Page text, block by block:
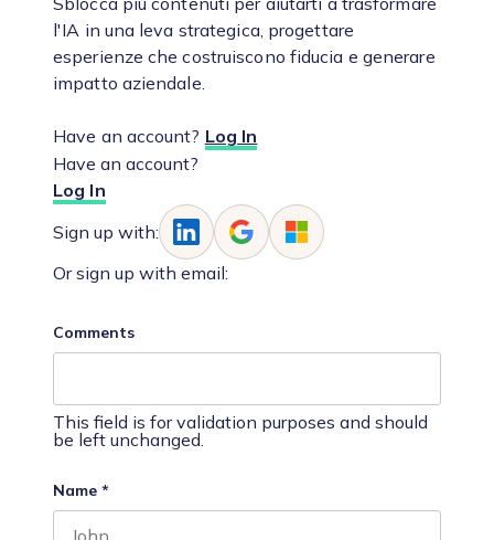
Sblocca più contenuti per aiutarti a trasformare
l'IA in una leva strategica, progettare
esperienze che costruiscono fiducia e generare
impatto aziendale.
Have an account? Log In
Have an account?
Log In
Sign up with:
Or sign up with email:
Comments
This field is for validation purposes and should
be left unchanged.
Name *